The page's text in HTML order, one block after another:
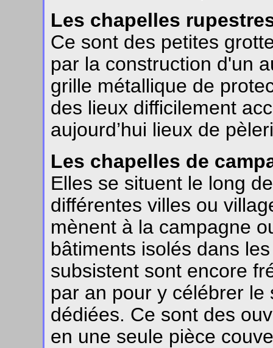
Les chapelles
Ce sont des petites
par la construction d'un
grille métallique de
des lieux difficilement
aujourd’hui lieux de
Les chapelles de
Elles se situent le long
différentes villes ou
mènent à la campagne
bâtiments isolés dans
subsistent sont encore
par an pour y célébrer
dédiées. Ce sont des
en une seule pièce